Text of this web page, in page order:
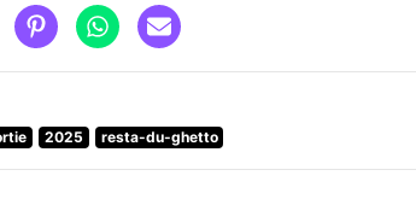
2025 resta-du-ghetto